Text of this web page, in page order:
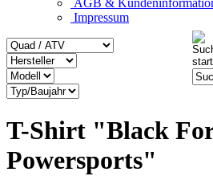
Impressum
T-Shirt "Black
Powersports"